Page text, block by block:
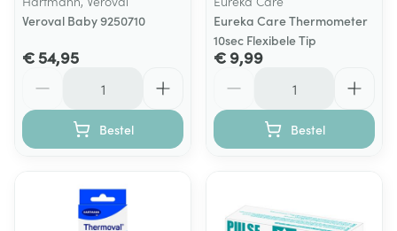
Veroval Baby 9250710
€ 54,95
Bestel
Eureka Care Thermometer
10sec Flexibele Tip
€ 9,99
Bestel